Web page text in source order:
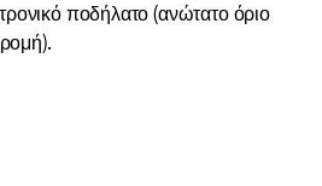
ποδήλατο (ανώτατο όριο